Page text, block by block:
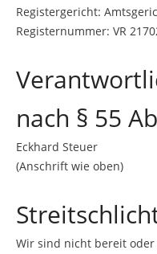
Registergericht:
Registernummer: VR
nach § 55
Eckhard Steuer
(Anschrift wie oben)
Wir sind nicht bereit